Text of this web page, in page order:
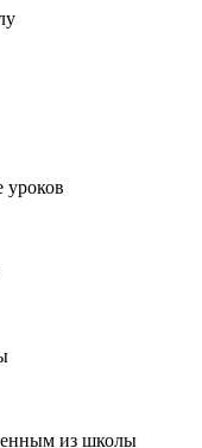
уроков
из школы